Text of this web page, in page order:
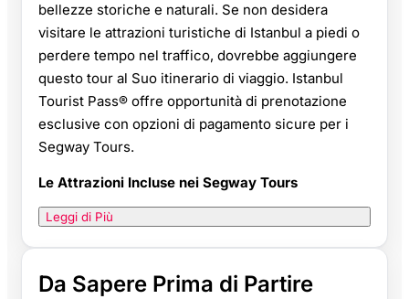
bellezze storiche e naturali. Se non desidera
visitare le attrazioni turistiche di Istanbul a piedi o
perdere tempo nel traffico, dovrebbe aggiungere
questo tour al Suo itinerario di viaggio. Istanbul
Tourist Pass® offre opportunità di prenotazione
esclusive con opzioni di pagamento sicure per i
Segway Tours.
Le Attrazioni Incluse nei Segway Tours
Leggi di Più
Da Sapere Prima di Partire